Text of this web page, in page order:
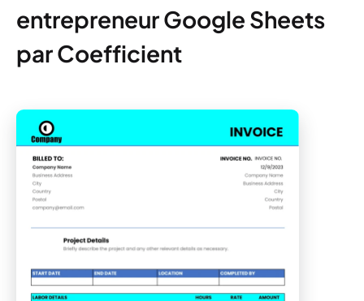
entrepreneur Google Sheets
par Coefficient